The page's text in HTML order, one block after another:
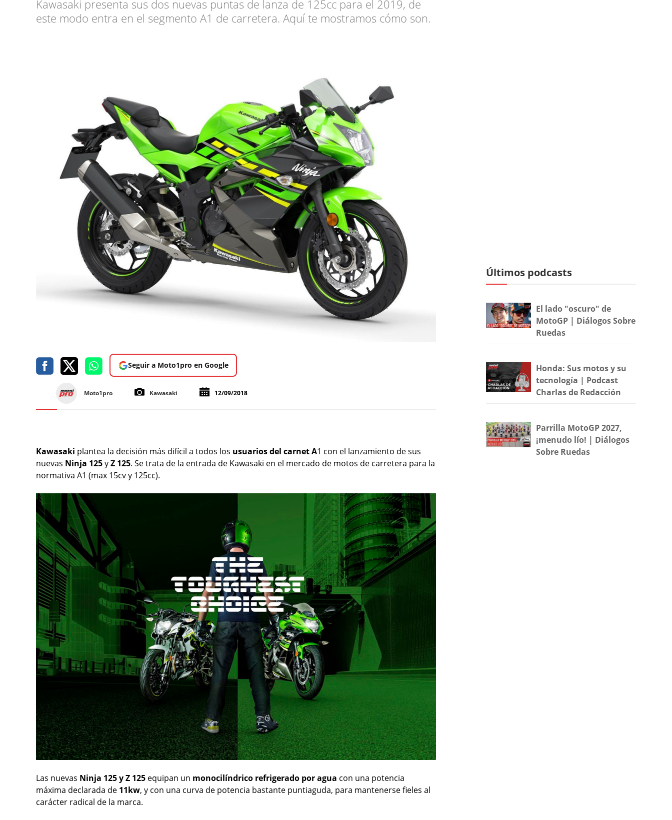
Kawasaki presenta sus dos nuevas puntas de lanza de 125cc para el 2019, de
este modo entra en el segmento A1 de carretera. Aquí te mostramos cómo son.
Seguir a Moto1pro en Google
Moto1pro Kawasaki 12/09/2018
Kawasaki plantea la decisión más difícil a todos los usuarios del carnet A1 con el lanzamiento de sus
nuevas Ninja 125yZ 125. Se trata de la entrada de Kawasaki en el mercado de motos de carretera para la
normativa A1 (max 15cv y 125cc).
Las nuevas Ninja 125 y Z 125 equipan un monocilíndrico refrigerado por agua con una potencia
máxima declarada de 11kw, y con una curva de potencia bastante puntiaguda, para mantenerse fieles al
carácter radical de la marca.
Últimos podcasts
El lado "oscuro" de
MotoGP | Diálogos Sobre
Ruedas
Honda: Sus motos y su
tecnología | Podcast
Charlas de Redacción
Parrilla MotoGP 2027,
¡menudo lío! | Diálogos
Sobre Ruedas